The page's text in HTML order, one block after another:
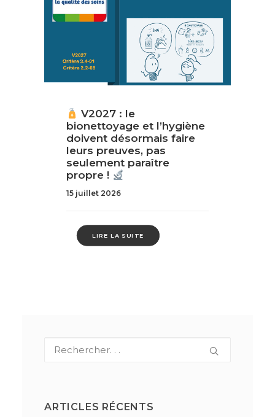
V2027 : le
bionettoyage et l’hygiène
doivent désormais faire
leurs preuves, pas
seulement paraître
propre !
15 juillet 2026
LIRE LA SUITE
ARTICLES RÉCENTS